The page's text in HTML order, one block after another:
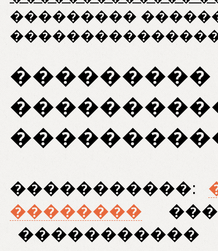
���������
���������
�����������:
��������
�����������